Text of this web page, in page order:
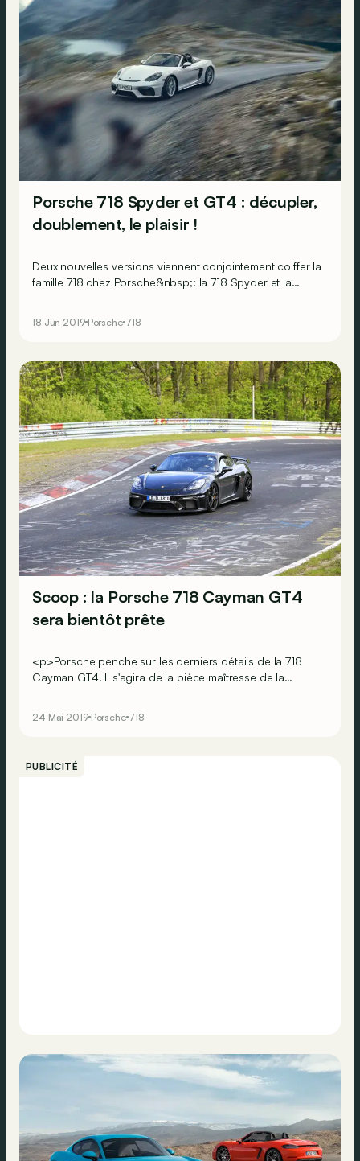
Porsche 718 Spyder et GT4 : décupler,
doublement, le plaisir !
Deux nouvelles versions viennent conjointement coiffer la
famille 718 chez Porsche&nbsp;: la 718 Spyder et la
des «&nbsp;petites&nbsp;» Porsche. Il développe 420
18 Jun 2019 Porsche 718
Scoop : la Porsche 718 Cayman GT4
sera bientôt prête
<p>Porsche penche sur les derniers détails de la 718
Cayman GT4. Il s'agira de la pièce maîtresse de la
24 Mai 2019 Porsche 718
PUBLICITÉ